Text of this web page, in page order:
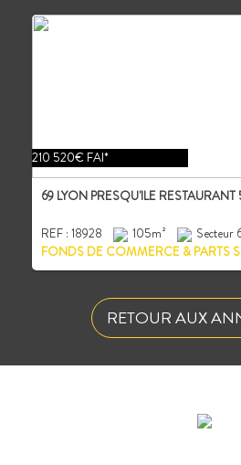
210 520€ FAI*
69 LYON PRESQU'ILE RESTAURANT
REF : 18928 105m²
Secteur
FONDS DE COMMERCE & PARTS
RETOUR AUX